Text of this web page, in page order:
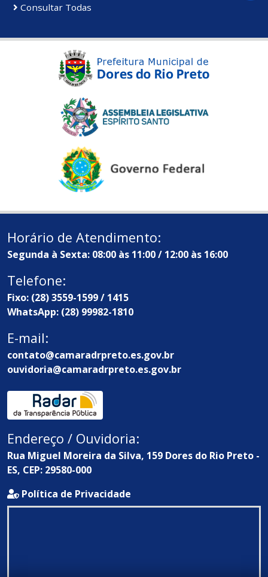
Consultar Todas
Horário de Atendimento:
Segunda à Sexta: 08:00 às 11:00 / 12:00 às 16:00
Telefone:
Fixo: (28) 3559-1599 / 1415
WhatsApp: (28) 99982-1810
E-mail:
contato@camaradrpreto.es.gov.br
ouvidoria@camaradrpreto.es.gov.br
Endereço / Ouvidoria:
Rua Miguel Moreira da Silva, 159 Dores do Rio Preto -
ES, CEP: 29580-000
Política de Privacidade